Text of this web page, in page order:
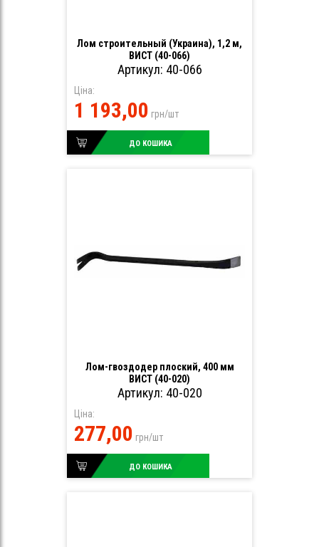
Лом строительный (Украина), 1,2 м,
ВИСТ (40-066)
Артикул: 40-066
Ціна:
1 193,00 грн/шт
ДО КОШИКА
Лом-гвоздодер плоский, 400 мм
ВИСТ (40-020)
Артикул: 40-020
Ціна:
277,00 грн/шт
ДО КОШИКА